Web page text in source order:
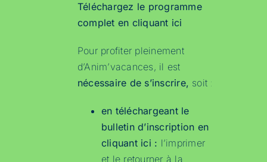
Téléchargez le programme
complet en cliquant ici
Pour profiter pleinement
d’Anim’vacances, il est
nécessaire de s’inscrire, soit :
en téléchargeant le
bulletin d’inscription en
cliquant ici : l’imprimer
et le retourner à la